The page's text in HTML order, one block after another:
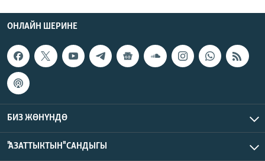
ОНЛАЙН ШЕРИНЕ
БИЗ ЖӨНҮНДӨ
"АЗАТТЫКТЫН" САНДЫГЫ